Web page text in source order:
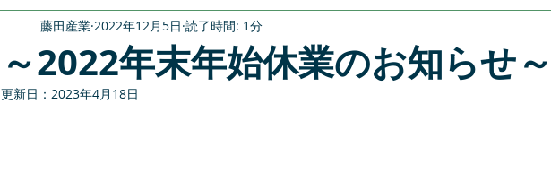
～2022年末年始休業のお知らせ
藤田産業 2022年12月5日 読了時間: 1分
更新日： 2023年4月18日